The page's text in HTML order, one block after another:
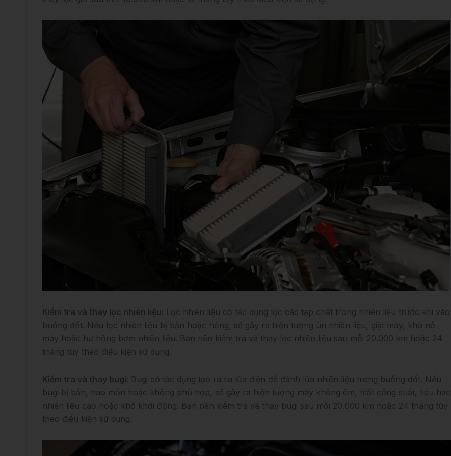
Kiểm tra và thay lọc nhiên liệu: Lọc nhiên liệu có tác dụng lọc các tạp chất trong nhiên liệu trước khi vào
buồng đốt. Nếu lọc nhiên liệu bị bẩn hoặc hỏng, sẽ gây ra hiện tượng ùn nhiên liệu, giật máy, khó nổ
máy hoặc hư hỏng bơm nhiên liệu. Bạn nên kiểm tra và thay lọc nhiên liệu sau mỗi 20.000 km hoặc 24
tháng tùy theo điều kiện sử dụng.
Kiểm tra và thay bugi: Bugi có tác dụng tạo ra tia lửa điện để đánh lửa nhiên liệu trong buồng đốt. Nếu
bugi bị bẩn, hao mòn hoặc không phù hợp, sẽ gây ra hiện tượng máy không êm, mất công suất, tiêu hao
nhiên liệu cao hoặc khó khởi động. Bạn nên kiểm tra và thay bugi sau mỗi 20.000 km hoặc 24 tháng tùy
theo điều kiện sử dụng.